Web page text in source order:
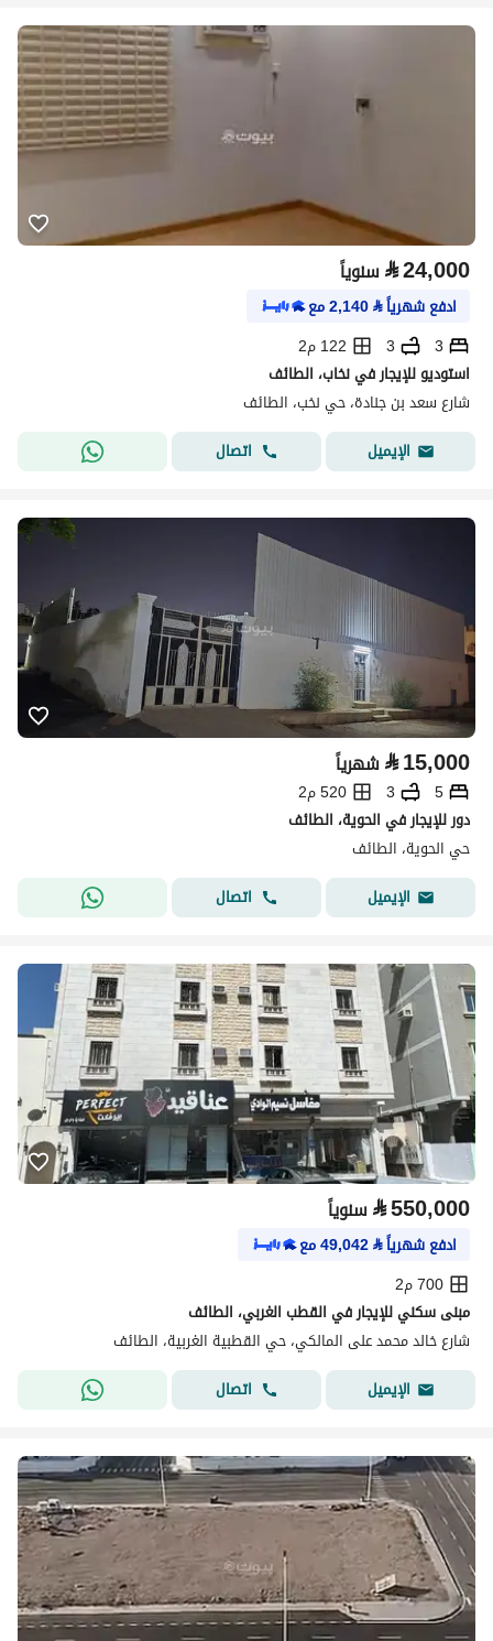
⃁24,000 سنوياً
ادفع شهرياً⃁
2,140مع
3
3
122 م2
استوديو للإيجار في نخاب، الطائف
شارع سعد بن جنادة، حي نخب، الطائف
الإيميل
اتصال
⃁15,000 شهرياً
5
3
520 م2
دور للإيجار في الحوية، الطائف
حي الحوية، الطائف
الإيميل
اتصال
⃁550,000 سنوياً
ادفع شهرياً⃁
49,042مع
700 م2
مبنى سكني للإيجار في القطب الغربي، الطائف
شارع خالد محمد على المالكي، حي القطبية الغربية، الطائف
الإيميل
اتصال